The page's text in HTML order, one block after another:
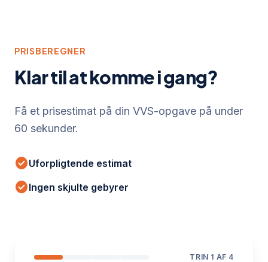
PRISBEREGNER
Klar til at komme i gang?
Få et prisestimat på din VVS-opgave på under
60 sekunder.
check_circleUforpligtende estimat
check_circleIngen skjulte gebyrer
TRIN 1 AF 4